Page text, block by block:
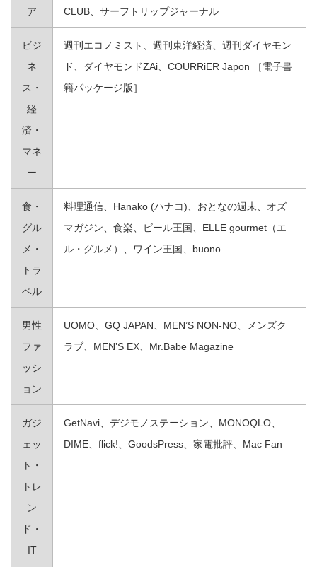
ア
CLUB、サーフトリップジャーナル
ビジ
ネ
ス・
経
済・
マネ
ー
週刊エコノミスト、週刊東洋経済、週刊ダイヤモン
ド、ダイヤモンドZAi、COURRiER Japon ［電子書
籍パッケージ版］
食・
グル
メ・
トラ
ベル
料理通信、Hanako (ハナコ)、おとなの週末、オズ
マガジン、食楽、ビール王国、ELLE gourmet（エ
ル・グルメ）、ワイン王国、buono
男性
ファ
ッシ
ョン
UOMO、GQ JAPAN、MEN’S NON-NO、メンズク
ラブ、MEN’S EX、Mr.Babe Magazine
ガジ
ェッ
ト・
トレ
ン
ド・
IT
GetNavi、デジモノステーション、MONOQLO、
DIME、flick!、GoodsPress、家電批評、Mac Fan